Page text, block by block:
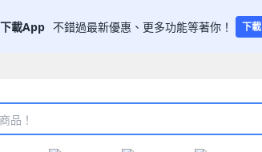
載App 不錯過最新優惠、更多功能等著你！ 下載